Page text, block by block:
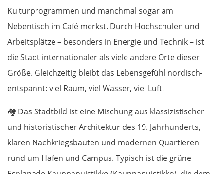
Kulturprogrammen und manchmal sogar am
Nebentisch im Café merkst. Durch Hochschulen und
Arbeitsplätze – besonders in Energie und Technik – ist
die Stadt internationaler als viele andere Orte dieser
Größe. Gleichzeitig bleibt das Lebensgefühl nordisch-
entspannt: viel Raum, viel Wasser, viel Luft.
🏘️ Das Stadtbild ist eine Mischung aus klassizistischer
und historistischer Architektur des 19. Jahrhunderts,
klaren Nachkriegsbauten und modernen Quartieren
rund um Hafen und Campus. Typisch ist die grüne